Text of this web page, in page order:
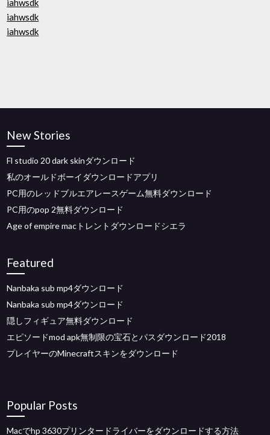
iahwsdk
iahwsdk
iahwsdk
New Stories
Fl studio 20 dark skinダウンロード
私のオールドボーイダウンロードアプリ
PC用のレッドブルエアレースゲーム無料ダウンロード
PC用のpop 2無料ダウンロード
Age of empire macトレントダウンロードシエラ
Featured
Nanbaka sub mp4ダウンロード
Nanbaka sub mp4ダウンロード
隠しフィギュア無料ダウンロード
エピソードmod apk無制限の宝石とパスダウンロード2018
プレイヤーのMinecraftスキンをダウンロード
Popular Posts
Macでhp 3630プリンタードライバーをダウンロードする方法